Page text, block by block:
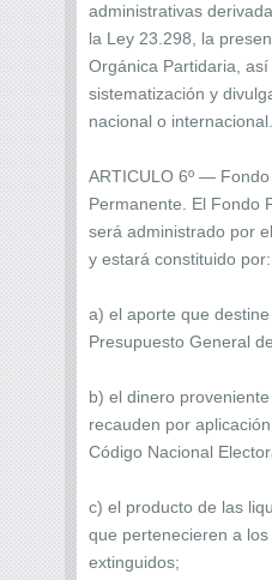
administrativas
la Ley 23.298, la
Orgánica Partidaria, así
sistematización y
nacional o internacional.
ARTICULO 6º —
Permanente. El Fondo
será administrado por
y estará constituido por:
a) el aporte que
Presupuesto General
b) el dinero
recauden por
Código Nacional
c) el producto de las
que pertenecieren a
extinguidos;